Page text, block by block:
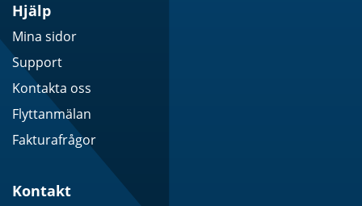
Hjälp
Mina sidor
Support
Kontakta oss
Flyttanmälan
Fakturafrågor
Kontakt